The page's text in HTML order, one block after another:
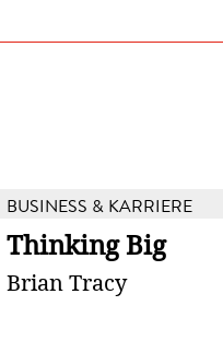
BUSINESS & KARRIERE
Thinking Big
Brian Tracy